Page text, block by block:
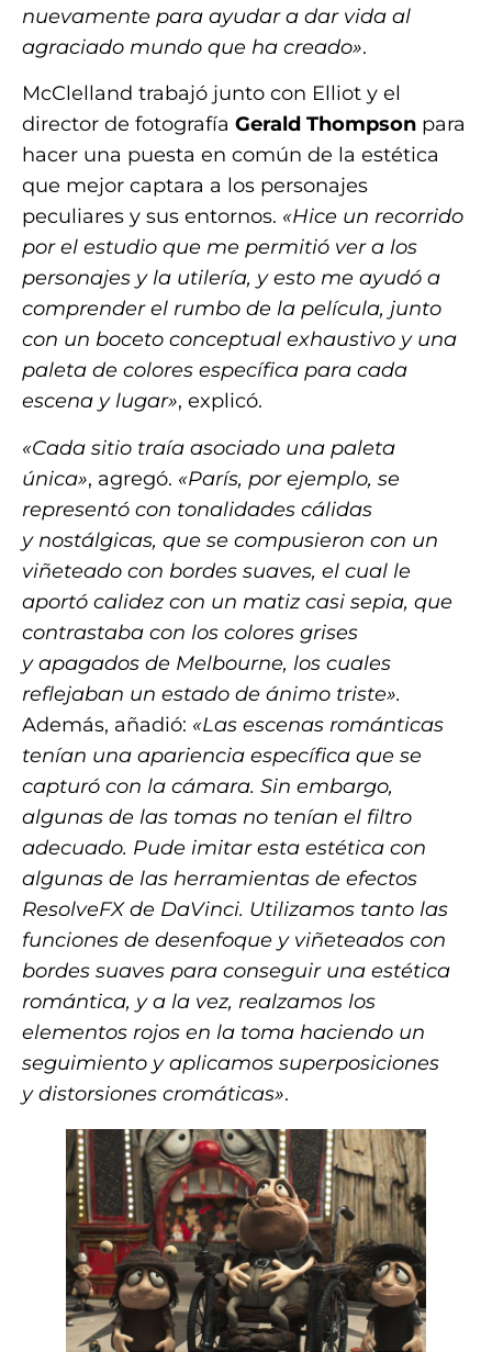
nuevamente para ayudar a dar vida al
agraciado mundo que ha creado».
McClelland trabajó junto con Elliot y el
director de fotografía Gerald Thompson para
hacer una puesta en común de la estética
que mejor captara a los personajes
peculiares y sus entornos. «Hice un recorrido
por el estudio que me permitió ver a los
personajes y la utilería, y esto me ayudó a
comprender el rumbo de la película, junto
con un boceto conceptual exhaustivo y una
paleta de colores específica para cada
escena y lugar», explicó.
«Cada sitio traía asociado una paleta
única», agregó. «París, por ejemplo, se
representó con tonalidades cálidas
y nostálgicas, que se compusieron con un
viñeteado con bordes suaves, el cual le
aportó calidez con un matiz casi sepia, que
contrastaba con los colores grises
y apagados de Melbourne, los cuales
reflejaban un estado de ánimo triste».
Además, añadió: «Las escenas románticas
tenían una apariencia específica que se
capturó con la cámara. Sin embargo,
algunas de las tomas no tenían el filtro
adecuado. Pude imitar esta estética con
algunas de las herramientas de efectos
ResolveFX de DaVinci. Utilizamos tanto las
funciones de desenfoque y viñeteados con
bordes suaves para conseguir una estética
romántica, y a la vez, realzamos los
elementos rojos en la toma haciendo un
seguimiento y aplicamos superposiciones
y distorsiones cromáticas».